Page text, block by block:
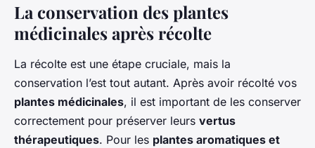
La conservation des plantes
médicinales après récolte
La récolte est une étape cruciale, mais la
conservation l’est tout autant. Après avoir récolté vos
plantes médicinales, il est important de les conserver
correctement pour préserver leurs vertus
thérapeutiques. Pour les plantes aromatiques et